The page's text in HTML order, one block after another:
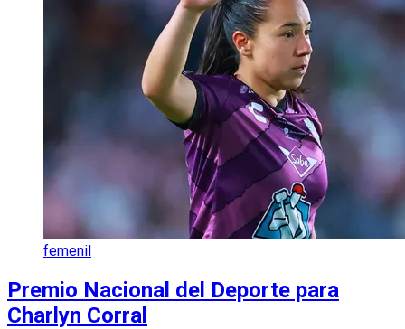
femenil
Premio Nacional del Deporte para
Charlyn Corral